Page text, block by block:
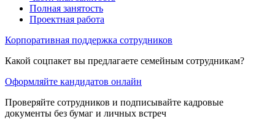
Полная занятость
Проектная работа
Корпоративная поддержка сотрудников
Какой соцпакет вы предлагаете семейным сотрудникам?
Оформляйте кандидатов онлайн
Проверяйте сотрудников и подписывайте кадровые
документы без бумаг и личных встреч